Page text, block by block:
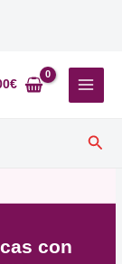
€
con